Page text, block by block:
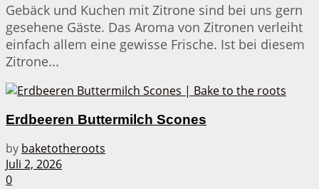
Gebäck und Kuchen mit Zitrone sind bei uns gern
gesehene Gäste. Das Aroma von Zitronen verleiht
einfach allem eine gewisse Frische. Ist bei diesem
Zitrone...
Erdbeeren Buttermilch Scones
by baketotheroots
Juli 2, 2026
0